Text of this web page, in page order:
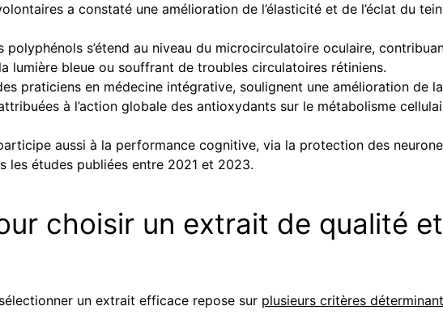
a constaté une amélioration de l’élasticité et de l’éclat du
s’étend au niveau du microcirculatoire oculaire,
lumière bleue ou souffrant de troubles circulatoires rétiniens.
praticiens en médecine intégrative, soulignent une amélioration de
à l’action globale des antioxydants sur le métabolisme
aussi à la performance cognitive, via la protection des
les études publiées entre 2021 et 2023.
choisir un extrait de qualité et
un extrait efficace repose sur plusieurs critères